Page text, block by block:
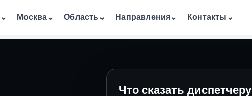
⌄ Москва⌄ Область ⌄ Направления⌄ Контакты ⌄
Что сказать диспетчеру